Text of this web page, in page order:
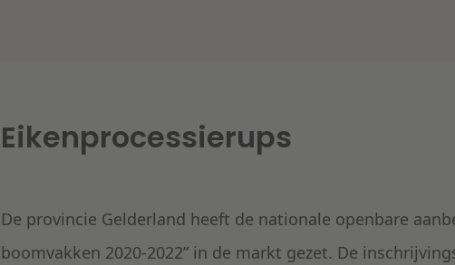
Eikenprocessierups
De provincie Gelderland heeft de nationale openbare
boomvakken 2020-2022” in de markt gezet. De